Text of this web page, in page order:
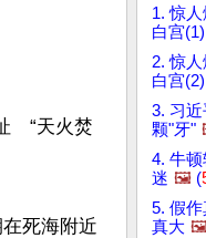
　“天火焚
死海附近
1. 惊
白宫(1)
2. 惊
白宫(2)
3. 习
颗"牙"
4. 牛
迷 🖼️ (
5. 假
真大